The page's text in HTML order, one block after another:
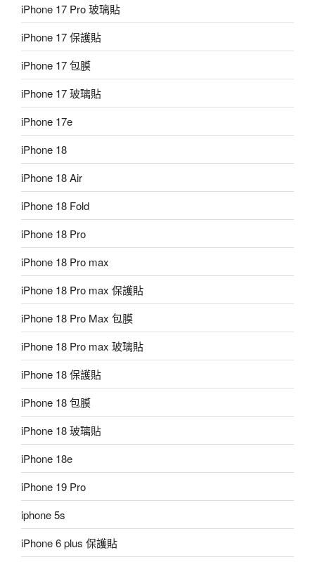
iPhone 17 Pro 玻璃貼
iPhone 17 保護貼
iPhone 17 包膜
iPhone 17 玻璃貼
iPhone 17e
iPhone 18
iPhone 18 Air
iPhone 18 Fold
iPhone 18 Pro
iPhone 18 Pro max
iPhone 18 Pro max 保護貼
iPhone 18 Pro Max 包膜
iPhone 18 Pro max 玻璃貼
iPhone 18 保護貼
iPhone 18 包膜
iPhone 18 玻璃貼
iPhone 18e
iPhone 19 Pro
iphone 5s
iPhone 6 plus 保護貼